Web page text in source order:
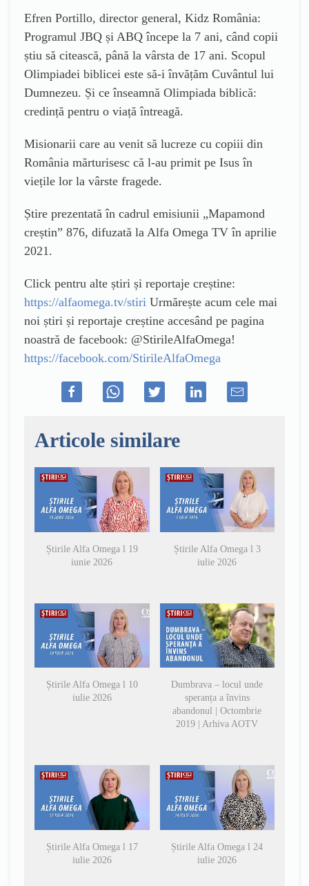
Efren Portillo, director general, Kidz România:
Programul JBQ și ABQ începe la 7 ani, când copii
știu să citească, până la vârsta de 17 ani. Scopul
Olimpiadei biblicei este să-i învățăm Cuvântul lui
Dumnezeu. Și ce înseamnă Olimpiada biblică:
credință pentru o viață întreagă.
Misionarii care au venit să lucreze cu copiii din
România mărturisesc că l-au primit pe Isus în
viețile lor la vârste fragede.
Știre prezentată în cadrul emisiunii „Mapamond
creștin” 876, difuzată la Alfa Omega TV în aprilie
2021.
Click pentru alte știri și reportaje creștine:
https://alfaomega.tv/stiri Urmărește acum cele mai
noi știri și reportaje creștine accesând pe pagina
noastră de facebook: @StirileAlfaOmega!
https://facebook.com/StirileAlfaOmega
Articole similare
Știrile Alfa Omega l 19
iunie 2026
Știrile Alfa Omega l 3
iulie 2026
Știrile Alfa Omega l 10
iulie 2026
Dumbrava – locul unde
speranța a învins
abandonul | Octombrie
2019 | Arhiva AOTV
Știrile Alfa Omega l 17
iulie 2026
Știrile Alfa Omega l 24
iulie 2026